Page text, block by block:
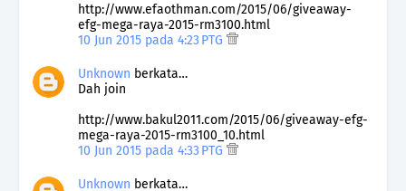
http://www.efaothman.com/2015/06/giveaway-
efg-mega-raya-2015-rm3100.html
10 Jun 2015 pada 4:23 PTG
Unknown berkata…
Dah join
http://www.bakul2011.com/2015/06/giveaway-efg-
mega-raya-2015-rm3100_10.html
10 Jun 2015 pada 4:33 PTG
Unknown berkata…